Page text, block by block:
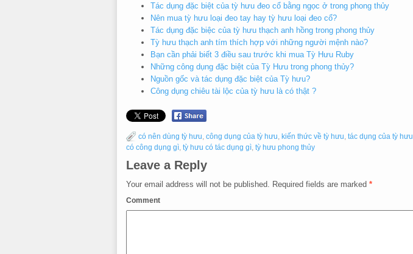
Tác dụng đặc biệt của tỳ hưu đeo cổ bằng ngọc ở trong phong thủy
Nên mua tỳ hưu loại đeo tay hay tỳ hưu loại đeo cổ?
Tác dụng đặc biệc của tỳ hưu thạch anh hồng trong phong thủy
Tỳ hưu thạch anh tím thích hợp với những người mệnh nào?
Bạn cần phải biết 3 điều sau trước khi mua Tỳ Hưu Ruby
Những công dụng đặc biệt của Tỳ Hưu trong phong thủy?
Nguồn gốc và tác dụng đặc biệt của Tỳ hưu?
Công dụng chiêu tài lộc của tỳ hưu là có thật ?
có nên dùng tỳ hưu, công dụng của tỳ hưu, kiến thức về tỳ hưu, tác dụng của tỳ hưu
có công dụng gì, tỳ hưu có tác dụng gì, tỳ hưu phong thủy
Leave a Reply
Your email address will not be published. Required fields are marked *
Comment